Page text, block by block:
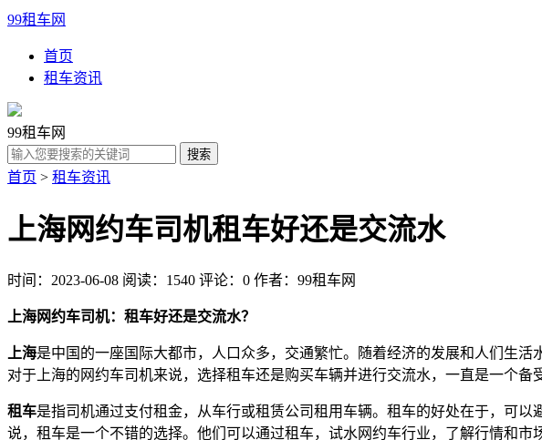
99租车网
首页
租车资讯
99租车网
首页 > 租车资讯
上海网约车司机租车好还是交流水
时间：2023-06-08 阅读：1540 评论：0 作者：99租车网
上海网约车司机：租车好还是交流水？
上海是中国的一座国际大都市，人口众多，交通繁忙。随着经济的发展和人们生
对于上海的网约车司机来说，选择租车还是购买车辆并进行交流水，一直是一个备
租车是指司机通过支付租金，从车行或租赁公司租用车辆。租车的好处在于，可
说，租车是一个不错的选择。他们可以通过租车，试水网约车行业，了解行情和